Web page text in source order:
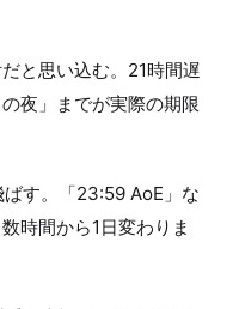
と思い込む。21時間遅
夜」までが実際の期限
す。「23:59 AoE」な
時間から1日変わりま